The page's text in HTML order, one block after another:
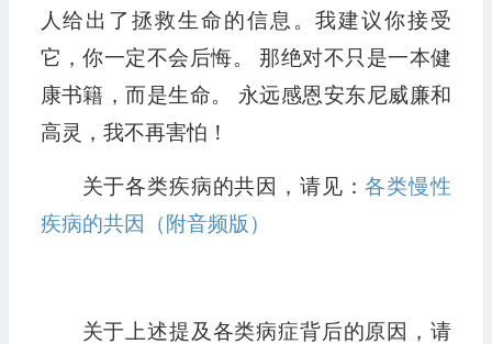
人给出了拯救生命的信息。我建议你接受
它，你一定不会后悔。 那绝对不只是一本健
康书籍，而是生命。 永远感恩安东尼威廉和
高灵，我不再害怕！
关于各类疾病的共因，请见：各类慢性
疾病的共因（附音频版）
关于上述提及各类病症背后的原因，请